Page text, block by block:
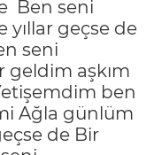
Ben seni
yıllar geçse de
seni
geldim aşkım
ben
Ağla günlüm
de Bir